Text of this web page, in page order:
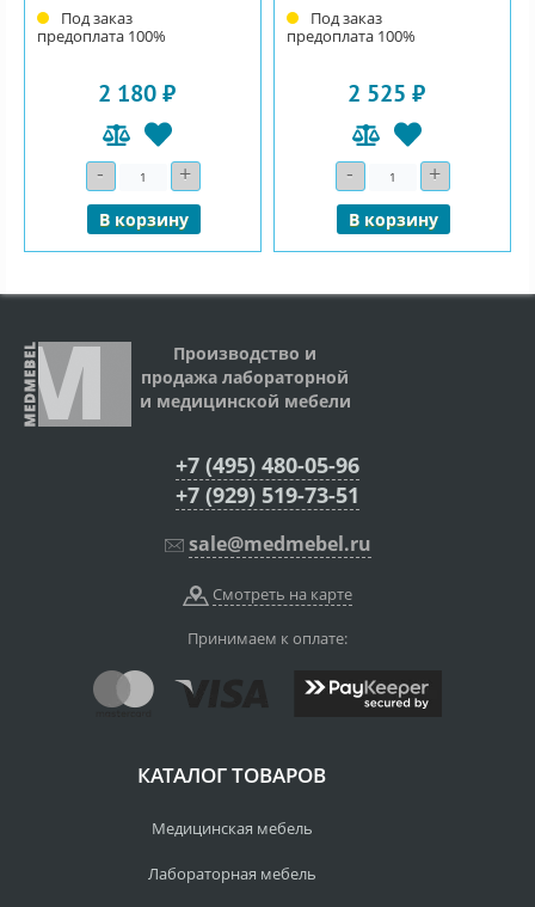
Под заказ
предоплата 100%
2 180 ₽
- Количество+
В корзину
Под заказ
предоплата 100%
2 525 ₽
- Количество+
В корзину
Производство и
продажа лабораторной
и медицинской мебели
+7 (495) 480-05-96
+7 (929) 519-73-51
sale@medmebel.ru
Смотреть на карте
Принимаем к оплате:
КАТАЛОГ ТОВАРОВ
Медицинская мебель
Лабораторная мебель